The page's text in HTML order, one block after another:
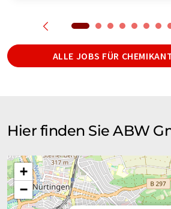
ALLE JOBS FÜR
Hier finden Sie ABW
+
−